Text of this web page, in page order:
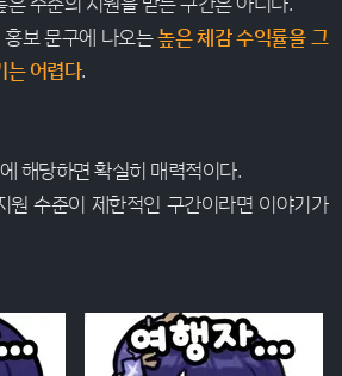
보 문구에 나오는높은 체감 수익률을 그
는 어렵다.
해당하면 확실히 매력적이다.
원 수준이 제한적인 구간이라면 이야기가